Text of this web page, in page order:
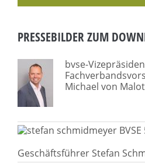
PRESSEBILDER ZUM
bvse-
Michael von
Geschäftsführer Stefan